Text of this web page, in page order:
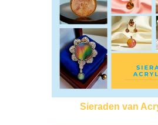
Sieraden van